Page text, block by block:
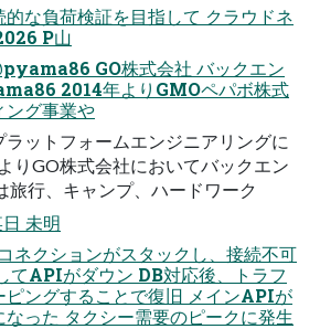
な負荷検証を目指して クラウドネ
P山
GO株式会社 バックエン
2014年よりGMOペパボ株式
ング事業や
ットフォームエンジニアリングに
りGO株式会社においてバックエン
旅行、キャンプ、ハードワーク
未明
ネクションがスタックし、接続不可
てAPIがダウン DB対応後、トラフ
ピングすることで復旧 メインAPIが
なった タクシー需要のピークに発生